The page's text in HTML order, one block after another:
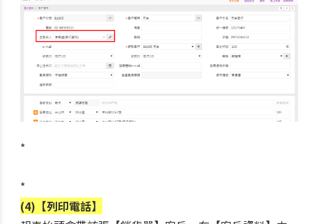
*
*
(4)【列印電話】